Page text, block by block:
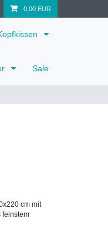
0,00 EUR
Sale
cm mit
feinstem